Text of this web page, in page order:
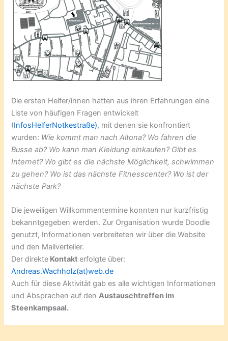
Die ersten Helfer/innen hatten aus ihren Erfahrungen eine
Liste von häufigen Fragen entwickelt
(InfosHelferNotkestraße), mit denen sie konfrontiert
wurden: Wie kommt man nach Altona? Wo fahren die
Busse ab? Wo kann man Kleidung einkaufen? Gibt es
Internet? Wo gibt es die nächste Möglichkeit, schwimmen
zu gehen? Wo ist das nächste Fitnesscenter? Wo ist der
nächste Park?
Die jeweiligen Willkommentermine konnten nur kurzfristig
bekanntgegeben werden. Zur Organisation wurde Doodle
genutzt, Informationen verbreiteten wir über die Website
und den Mailverteiler.
Der direkte Kontakterfolgte über:
Andreas.Wachholz(at)web.de
Auch für diese Aktivität gab es alle wichtigen Informationen
und Absprachen auf denAustauschtreffen im
Steenkampsaal.